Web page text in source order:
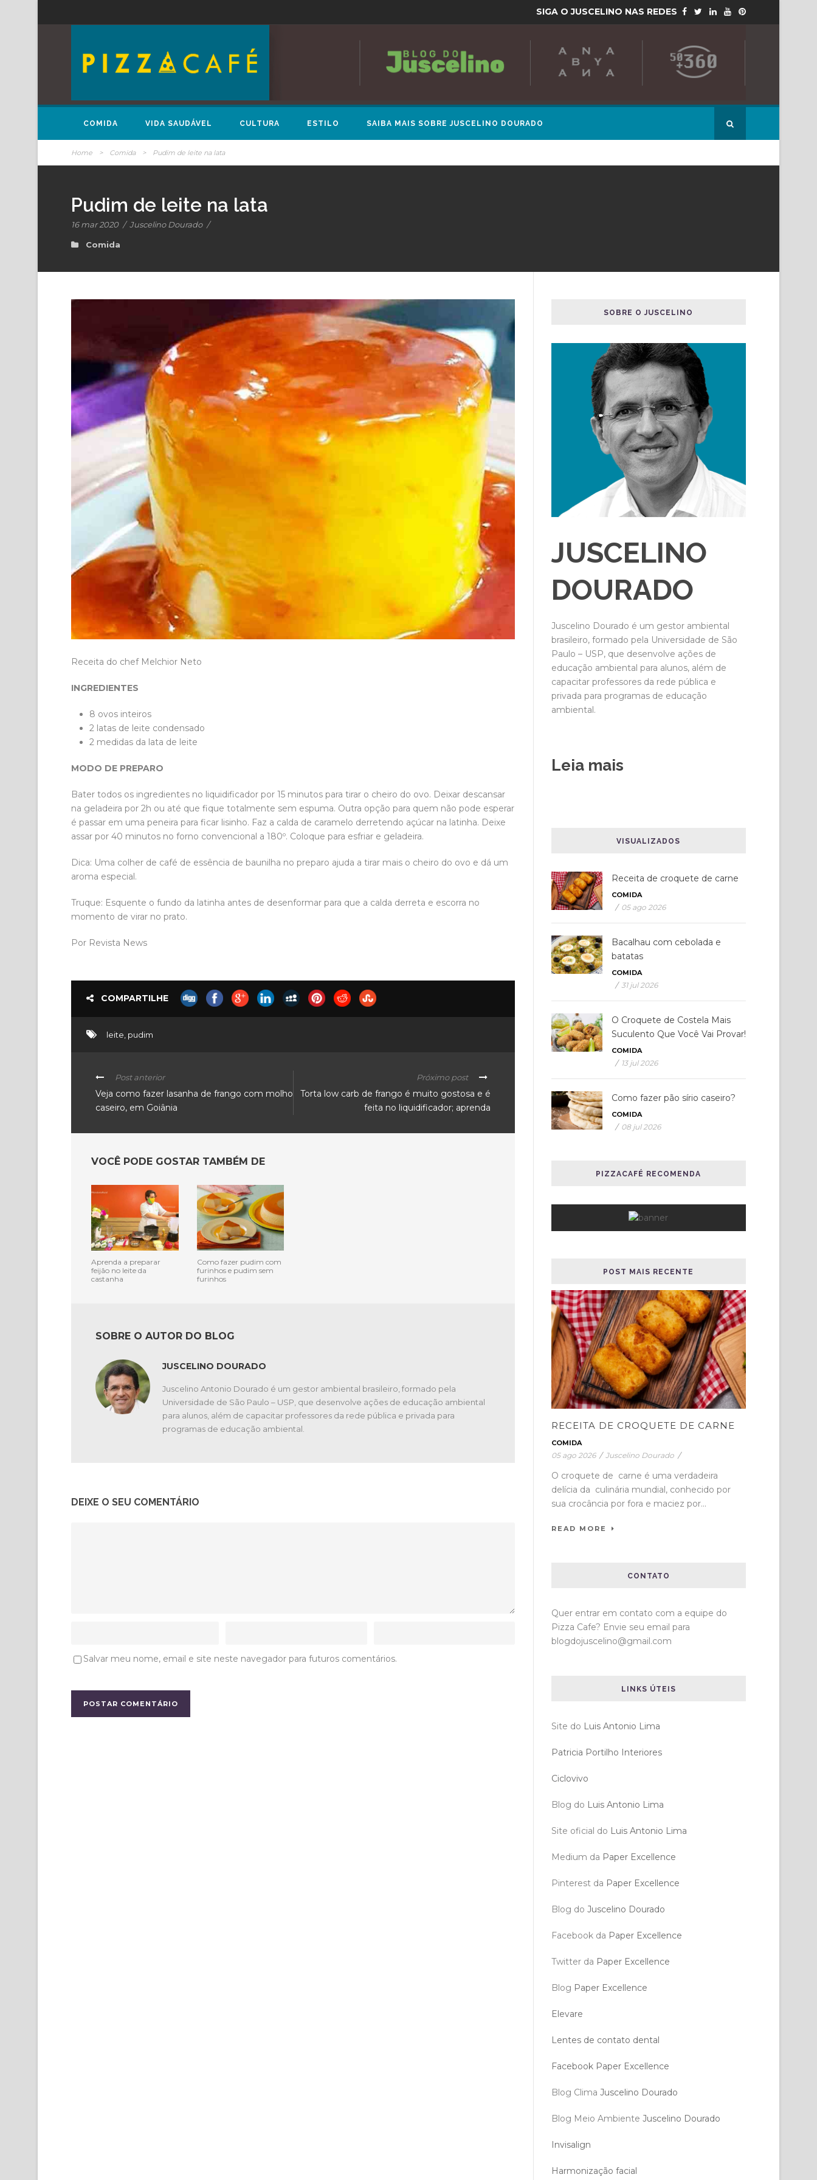
SIGA O JUSCELINO NAS REDES
COMIDA VIDA SAUDÁVEL CULTURA ESTILO SAIBA MAIS SOBRE JUSCELINO DOURADO
Home > Comida > Pudim de leite na lata
Pudim de leite na lata
16 mar 2020 / Juscelino Dourado /
Comida
Receita do chef Melchior Neto
INGREDIENTES
8 ovos inteiros
2 latas de leite condensado
2 medidas da lata de leite
MODO DE PREPARO
Bater todos os ingredientes no liquidificador por 15 minutos para tirar o cheiro do ovo. Deixar descansar
na geladeira por 2h ou até que fique totalmente sem espuma. Outra opção para quem não pode esperar
é passar em uma peneira para ficar lisinho. Faz a calda de caramelo derretendo açúcar na latinha. Deixe
assar por 40 minutos no forno convencional a 180º. Coloque para esfriar e geladeira.
Dica: Uma colher de café de essência de baunilha no preparo ajuda a tirar mais o cheiro do ovo e dá um
aroma especial.
Truque: Esquente o fundo da latinha antes de desenformar para que a calda derreta e escorra no
momento de virar no prato.
Por Revista News
COMPARTILHE
leite pudim
Post anterior
Veja como fazer lasanha de frango com molho
caseiro, em Goiânia
Próximo post
Torta low carb de frango é muito gostosa e é
feita no liquidificador; aprenda
VOCÊ PODE GOSTAR TAMBÉM DE
Aprenda a preparar
feijão no leite da
castanha
Como fazer pudim com
furinhos e pudim sem
furinhos
SOBRE O AUTOR DO BLOG
JUSCELINO DOURADO
Juscelino Antonio Dourado é um gestor ambiental brasileiro, formado pela
Universidade de São Paulo – USP, que desenvolve ações de educação ambiental
para alunos, além de capacitar professores da rede pública e privada para
programas de educação ambiental.
DEIXE O SEU COMENTÁRIO
Salvar meu nome, email e site neste navegador para futuros comentários.
SOBRE O JUSCELINO
JUSCELINO
DOURADO
Juscelino Dourado é um gestor ambiental
brasileiro, formado pela Universidade de São
Paulo – USP, que desenvolve ações de
educação ambiental para alunos, além de
capacitar professores da rede pública e
privada para programas de educação
ambiental.
Leia mais
VISUALIZADOS
Receita de croquete de carne
COMIDA
/ 05 ago 2026
Bacalhau com cebolada e
batatas
COMIDA
/ 31 jul 2026
O Croquete de Costela Mais
Suculento Que Você Vai Provar!
COMIDA
/ 13 jul 2026
Como fazer pão sírio caseiro?
COMIDA
/ 08 jul 2026
PIZZACAFÉ RECOMENDA
POST MAIS RECENTE
RECEITA DE CROQUETE DE CARNE
COMIDA
05 ago 2026 / Juscelino Dourado /
O croquete de carne é uma verdadeira
delícia da culinária mundial, conhecido por
sua crocância por fora e maciez por...
READ MORE
CONTATO
Quer entrar em contato com a equipe do
Pizza Cafe? Envie seu email para
blogdojuscelino@gmail.com
LINKS ÚTEIS
Site do Luis Antonio Lima
Patricia Portilho Interiores
Ciclovivo
Blog do Luis Antonio Lima
Site oficial do Luis Antonio Lima
Medium da Paper Excellence
Pinterest da Paper Excellence
Blog do Juscelino Dourado
Facebook da Paper Excellence
Twitter da Paper Excellence
Blog Paper Excellence
Elevare
Lentes de contato dental
Facebook Paper Excellence
Blog Clima Juscelino Dourado
Blog Meio Ambiente Juscelino Dourado
Invisalign
Harmonização facial